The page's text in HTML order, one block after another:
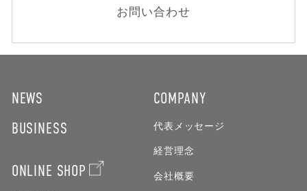
お問い合わせ
NEWS
BUSINESS
ONLINE SHOP
COMPANY
代表メッセージ
経営理念
会社概要